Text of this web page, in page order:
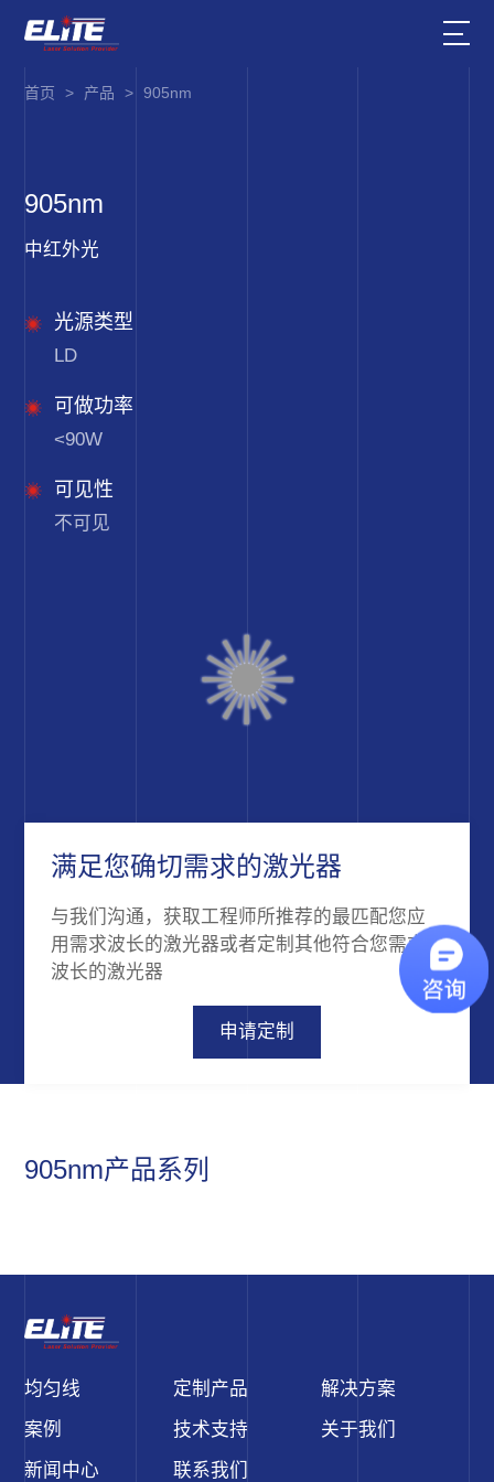
首页 > 产品 > 905nm
905nm
中红外光
光源类型
LD
可做功率
<90W
可见性
不可见
满足您确切需求的激光器
与我们沟通，获取工程师所推荐的最匹配您应
用需求波长的激光器或者定制其他符合您需求
波长的激光器
申请定制
905nm产品系列
均匀线 定制产品
解决方案
案例
技术支持
关于我们
新闻中心
联系我们